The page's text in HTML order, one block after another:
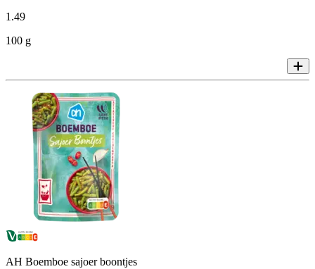
1.49
100 g
AH Boemboe sajoer boontjes